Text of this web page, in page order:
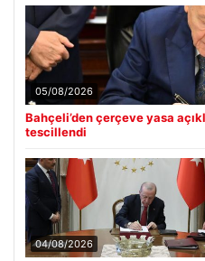
05/08/2026
Bahçeli’den çerçeve yasa
tescillendi
04/08/2026